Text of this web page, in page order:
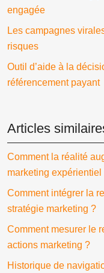
engagée
Les campagnes
risques
Outil d’aide à la
référencement payant
Articles
Comment la réalité
marketing expérientiel
Comment intégrer la
stratégie marketing ?
Comment mesurer le
actions marketing ?
Historique de